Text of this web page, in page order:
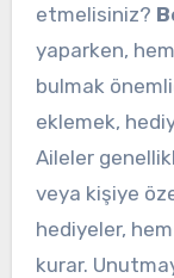
etmelisiniz?
yaparken,
bulmak
eklemek,
Aileler
veya kişiye
hediyeler,
kurar.